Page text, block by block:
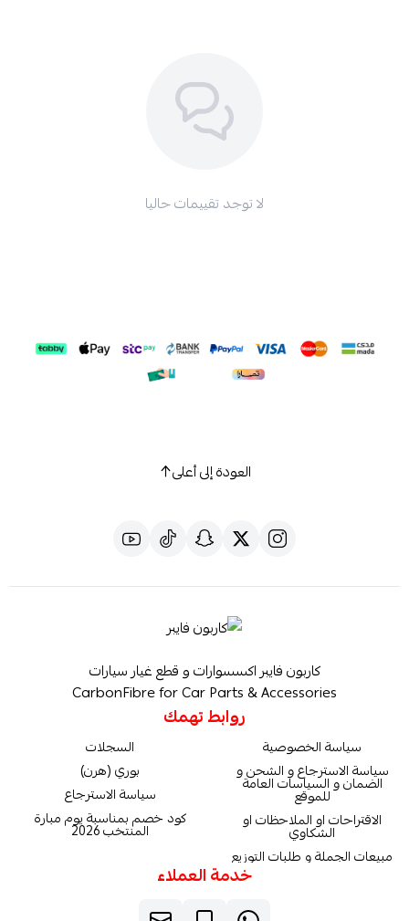
لا توجد تقييمات حاليا
العودة إلى أعلى
كاربون فايبر اكسسوارات و قطع غيار سيارات
CarbonFibre for Car Parts & Accessories
روابط تهمك
سياسة الخصوصية
سياسة الاسترجاع و الشحن و
الضمان و السياسات العامة
للموقع
الاقتراحات او الملاحظات او
الشكاوي
مبيعات الجملة و طلبات التوزيع
السجلات
بوري (هرن)
سياسة الاسترجاع
كود خصم بمناسبة يوم مبارة
المنتخب 2026
خدمة العملاء